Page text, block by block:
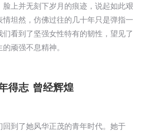
上并无刻下岁月的痕迹，说起如此艰
坦然，仿佛过往的几十年只是弹指一
看到了坚强女性特有的韧性，望见了
顽强不息精神。
得志 曾经辉煌
到了她风华正茂的青年时代。她于